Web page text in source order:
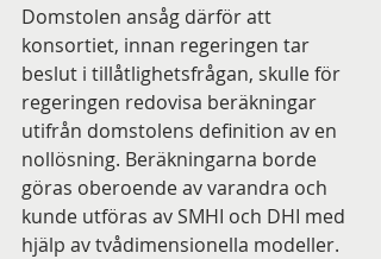
Domstolen ansåg därför att
konsortiet, innan regeringen tar
beslut i tillåtlighetsfrågan, skulle för
regeringen redovisa beräkningar
utifrån domstolens definition av en
nollösning. Beräkningarna borde
göras oberoende av varandra och
kunde utföras av SMHI och DHI med
hjälp av tvådimensionella modeller.